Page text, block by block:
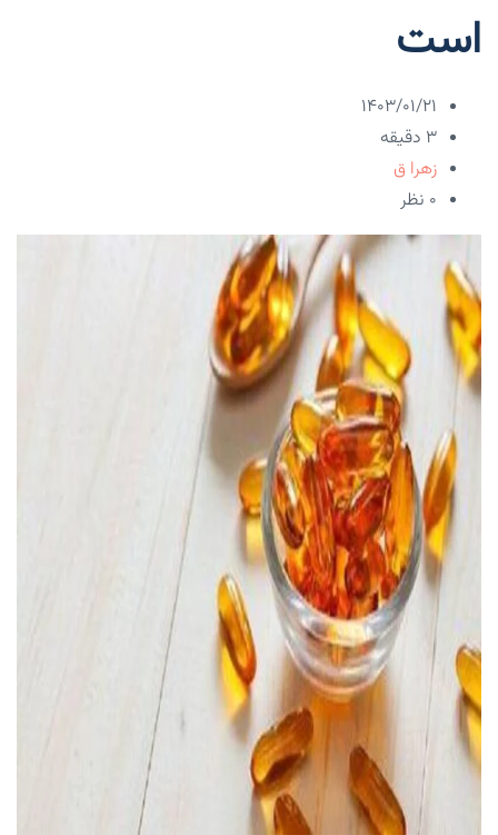
است
۱۴۰۳/۰۱/۲۱
3 دقیقه
زهرا ق
۰ نظر